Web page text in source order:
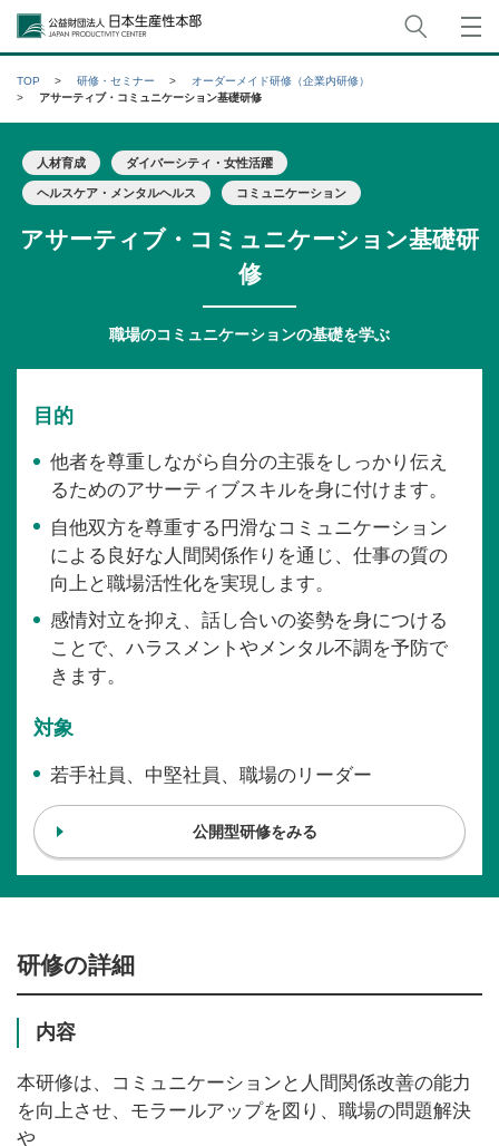
公益財団法人日本生産性本部
TOP 研修・セミナー
オーダーメイド研修（企業内研修）
アサーティブ・コミュニケーション基礎研修
人材育成 ダイバーシティ・女性活躍
ヘルスケア・メンタルヘルス コミュニケーション
アサーティブ・コミュニケーション基礎研
修
職場のコミュニケーションの基礎を学ぶ
目的
他者を尊重しながら自分の主張をしっかり伝え
るためのアサーティブスキルを身に付けます。
自他双方を尊重する円滑なコミュニケーション
による良好な人間関係作りを通じ、仕事の質の
向上と職場活性化を実現します。
感情対立を抑え、話し合いの姿勢を身につける
ことで、ハラスメントやメンタル不調を予防で
きます。
対象
若手社員、中堅社員、職場のリーダー
公開型研修をみる
研修の詳細
内容
本研修は、コミュニケーションと人間関係改善の能力
を向上させ、モラールアップを図り、職場の問題解決
や